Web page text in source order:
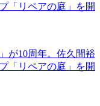
「リペアの庭」を開
が10周年。佐久間裕
「リペアの庭」を開